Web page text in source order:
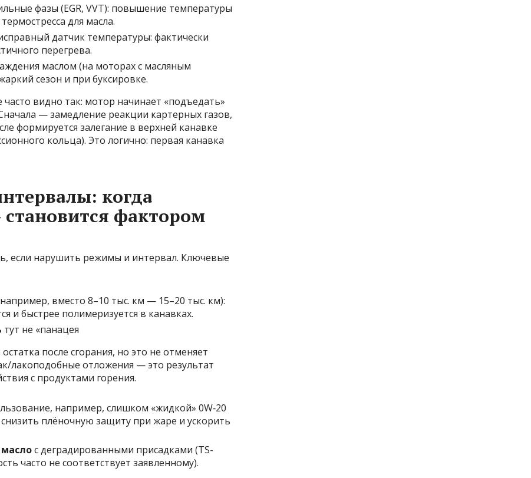
фазы (EGR, VVT): повышение температуры
для масла.
датчик температуры: фактически
перегрева.
маслом (на моторах с масляным
сезон и при буксировке.
видно так: мотор начинает «подъедать»
— замедление реакции картерных газов,
формируется залегание в верхней канавке
кольца). Это логично: первая канавка
когда
фактором
если нарушить режимы и интервал. Ключевые
вместо 8–10 тыс. км — 15–20 тыс. км):
и быстрее полимеризуется в канавках.
тут не «панацея
после сгорания, но это не отменяет
лакоподобные отложения — это результат
с продуктами горения.
например, слишком «жидкой» 0W‑20
плёночную защиту при жаре и ускорить
с деградированными присадками (TS-
часто не соответствует заявленному).